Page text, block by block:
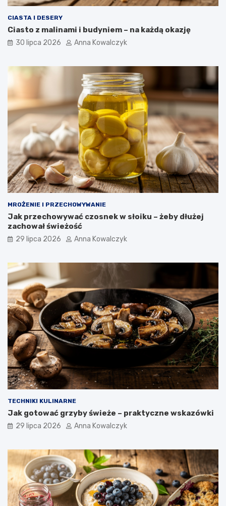
CIASTA I DESERY
Ciasto z malinami i budyniem – na każdą okazję
30 lipca 2026 Anna Kowalczyk
MROŻENIE I PRZECHOWYWANIE
Jak przechowywać czosnek w słoiku – żeby dłużej
zachował świeżość
29 lipca 2026 Anna Kowalczyk
TECHNIKI KULINARNE
Jak gotować grzyby świeże – praktyczne wskazówki
29 lipca 2026 Anna Kowalczyk